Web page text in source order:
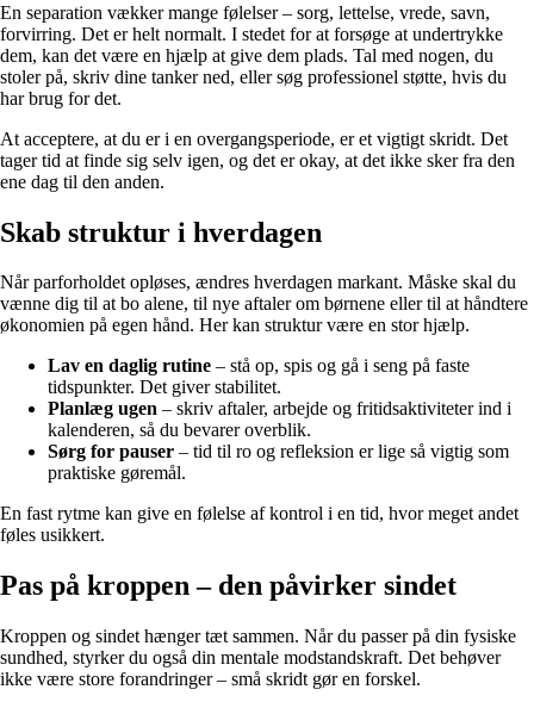
En separation vækker mange følelser – sorg, lettelse, vrede, savn,
forvirring. Det er helt normalt. I stedet for at forsøge at undertrykke
dem, kan det være en hjælp at give dem plads. Tal med nogen, du
stoler på, skriv dine tanker ned, eller søg professionel støtte, hvis du
har brug for det.
At acceptere, at du er i en overgangsperiode, er et vigtigt skridt. Det
tager tid at finde sig selv igen, og det er okay, at det ikke sker fra den
ene dag til den anden.
Skab struktur i hverdagen
Når parforholdet opløses, ændres hverdagen markant. Måske skal du
vænne dig til at bo alene, til nye aftaler om børnene eller til at håndtere
økonomien på egen hånd. Her kan struktur være en stor hjælp.
Lav en daglig rutine – stå op, spis og gå i seng på faste
tidspunkter. Det giver stabilitet.
Planlæg ugen – skriv aftaler, arbejde og fritidsaktiviteter ind i
kalenderen, så du bevarer overblik.
Sørg for pauser – tid til ro og refleksion er lige så vigtig som
praktiske gøremål.
En fast rytme kan give en følelse af kontrol i en tid, hvor meget andet
føles usikkert.
Pas på kroppen – den påvirker sindet
Kroppen og sindet hænger tæt sammen. Når du passer på din fysiske
sundhed, styrker du også din mentale modstandskraft. Det behøver
ikke være store forandringer – små skridt gør en forskel.